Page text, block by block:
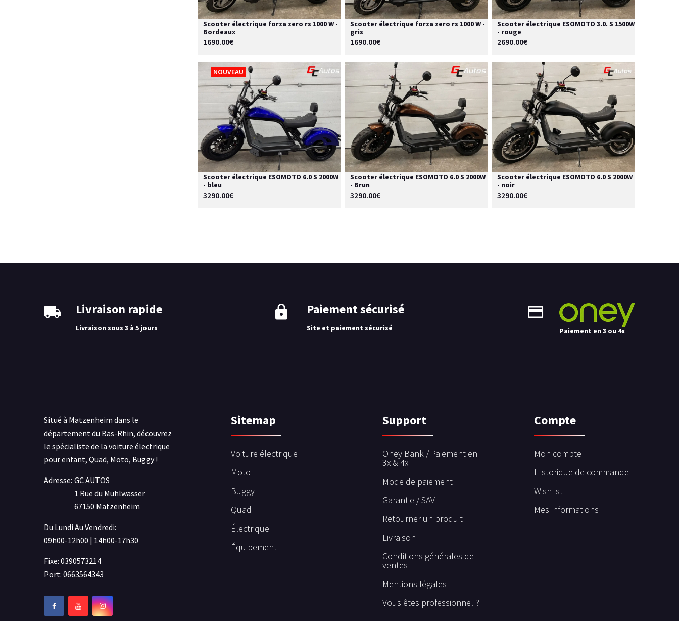
Scooter électrique forza zero rs 1000 W -
Bordeaux
1690.00€
Scooter électrique forza zero rs 1000 W -
gris
1690.00€
Scooter électrique ESOMOTO 3.0. S 1500W
- rouge
2690.00€
NOUVEAU
Scooter électrique ESOMOTO 6.0 S 2000W
- bleu
3290.00€
Scooter électrique ESOMOTO 6.0 S 2000W
- Brun
3290.00€
Scooter électrique ESOMOTO 6.0 S 2000W
- noir
3290.00€
Livraison rapide
Livraison sous 3 à 5 jours
Paiement sécurisé
Site et paiement sécurisé Paiement en 3 ou 4x
Situé à Matzenheim dans le
département du Bas-Rhin, découvrez
le spécialiste de la voiture électrique
pour enfant, Quad, Moto, Buggy !
Adresse: GC AUTOS
1 Rue du Muhlwasser
67150 Matzenheim
Du Lundi Au Vendredi:
09h00-12h00 | 14h00-17h30
Fixe: 0390573214
Port: 0663564343
Sitemap
Voiture électrique
Moto
Buggy
Quad
Électrique
Équipement
Support
Oney Bank / Paiement en
3x & 4x
Mode de paiement
Garantie / SAV
Retourner un produit
Livraison
Conditions générales de
ventes
Mentions légales
Vous êtes professionnel ?
Compte
Mon compte
Historique de commande
Wishlist
Mes informations